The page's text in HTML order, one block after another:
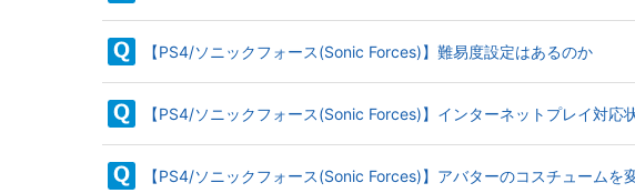
【PS4/ソニックフォース(Sonic Forces)】難易度設定はあるのか
【PS4/ソニックフォース(Sonic Forces)】インターネットプレイ対応
【PS4/ソニックフォース(Sonic Forces)】アバターのコスチューム